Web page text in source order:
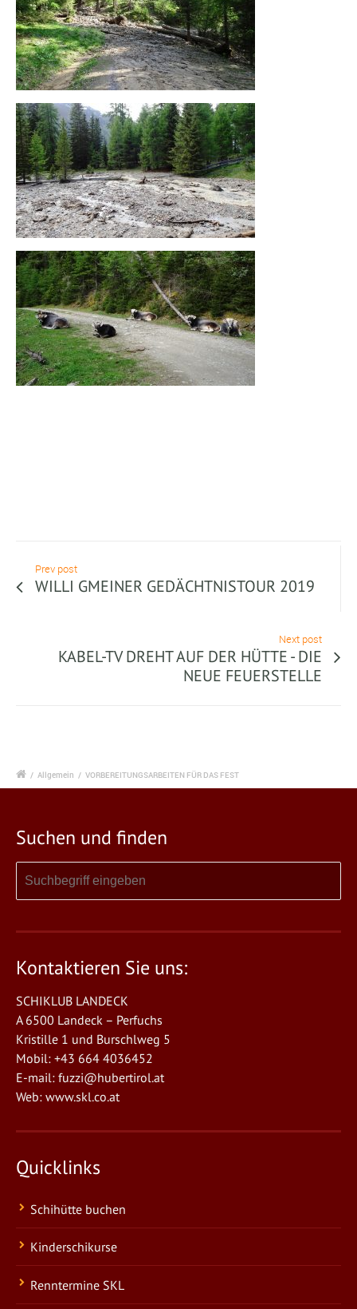
Prev post
WILLI GMEINER GEDÄCHTNISTOUR 2019
Next post
KABEL-TV DREHT AUF DER HÜTTE - DIE
NEUE FEUERSTELLE
/ Allgemein / VORBEREITUNGSARBEITEN FÜR DAS FEST
Suchen und finden
Kontaktieren Sie uns:
SCHIKLUB LANDECK
A 6500 Landeck – Perfuchs
Kristille 1 und Burschlweg 5
Mobil: +43 664 4036452
E-mail: fuzzi@hubertirol.at
Web: www.skl.co.at
Quicklinks
Schihütte buchen
Kinderschikurse
Renntermine SKL